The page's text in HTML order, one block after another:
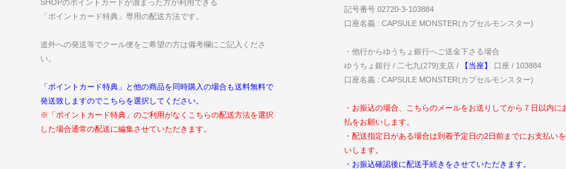
SHOPのポイントカードが溜まった方が利用できる
「ポイントカード特典」専用の配送方法です。
道外への発送等でクール便をご希望の方は備考欄にご記入くださ
い。
「ポイントカード特典」と他の商品を同時購入の場合も送料無料で
発送致しますのでこちらを選択してください。
※「ポイントカード特典」のご利用がなくこちらの配送方法を選択
した場合通常の配送に編集させていただきます。
記号番号 02720-3-103884
口座名義 : CAPSULE MONSTER(カプセルモンスター)
・他行からゆうちょ銀行へご送金下さる場合
ゆうちょ銀行 / 二七九(279)支店 /
【当座】 口座 / 103884
口座名義 : CAPSULE MONSTER(カプセルモンスター)
・お振込の場合、こちらのメールをお送りしてから７日以内に
払をお願いします。
・配送指定日がある場合は到着予定日の2日前までにお支払い
いします。
・お振込確認後に配送手続きをさせていただきます。